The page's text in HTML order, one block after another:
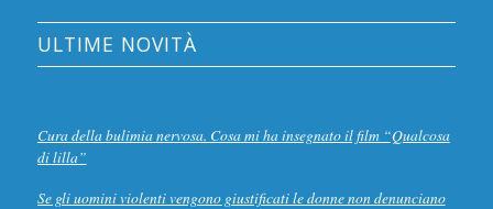
ULTIME NOVITÀ
Cura della bulimia nervosa. Cosa mi ha insegnato il film “Qualcosa
di lilla”
Se gli uomini violenti vengono giustificati le donne non denunciano